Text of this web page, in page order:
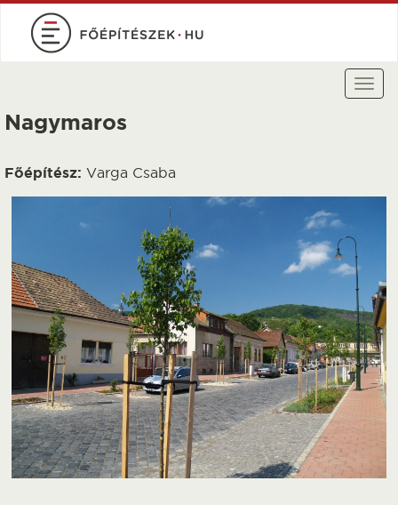
Ugrás
tartalomra
Nagymaros
Főépítész: Varga Csaba